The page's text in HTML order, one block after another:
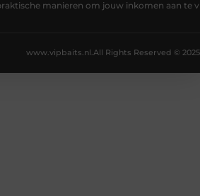
manieren om jouw inkomen aan te
All Rights Reserved © 2025
www.vipbaits.nl.